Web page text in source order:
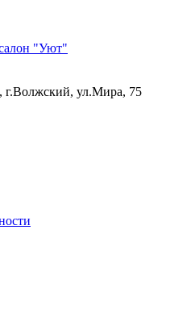
"Уют"
г.Волжский, ул.Мира, 75